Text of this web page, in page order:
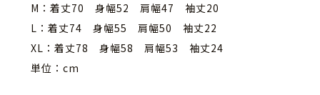
M：着丈70 身幅52 肩幅47 袖丈20
L：着丈74 身幅55 肩幅50 袖丈22
XL：着丈78 身幅58 肩幅53 袖丈24
単位：cm